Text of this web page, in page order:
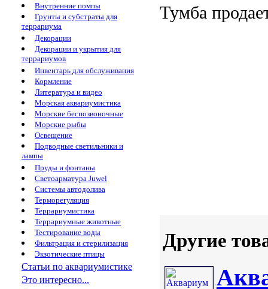
Внутренние помпы
Грунты и субстраты для
террариума
Декорации
Декорации и укрытия для
террариумов
Инвентарь для обслуживания
Кормление
Литература и видео
Морская аквариумистика
Морские беспозвоночные
Морские рыбы
Освещение
Подводные светильники и
лампы
Пруды и фонтаны
Светоарматура Juwel
Системы автодолива
Терморегуляция
Террариумистика
Террариумные животные
Тестирование воды
Фильтрация и стерилизация
Экзотические птицы
Статьи по аквариумистике
Это интересно...
Тумба
Другие